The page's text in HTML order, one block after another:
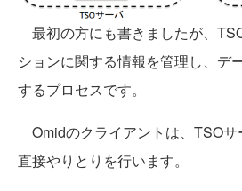
最初の方にも書きましたが、
ションに関する情報を管理し、デ
するプロセスです。
Omidのクライアントは、TSOサ
直接やりとりを行います。